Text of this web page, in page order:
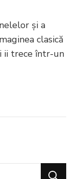
și a
clasică
ii trece într-un